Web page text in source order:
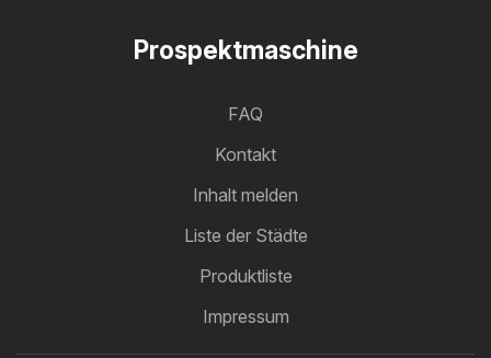
Prospektmaschine
FAQ
Kontakt
Inhalt melden
Liste der Städte
Produktliste
Impressum